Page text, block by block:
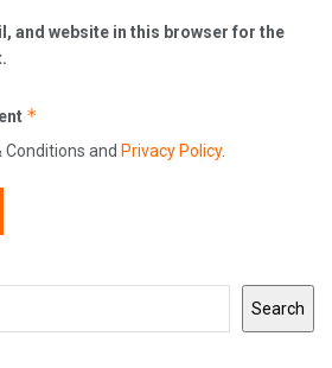
and website in this browser for the
*
Conditions and Privacy Policy.
Search